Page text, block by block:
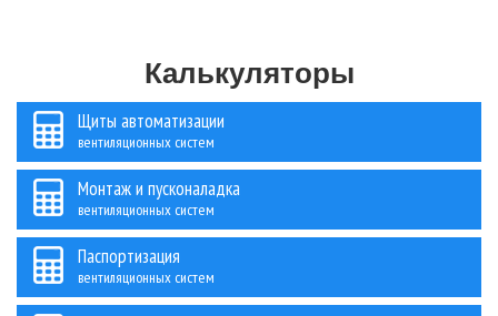
Калькуляторы
Щиты автоматизации
вентиляционных систем
Монтаж и пусконаладка
вентиляционных систем
Паспортизация
вентиляционных систем